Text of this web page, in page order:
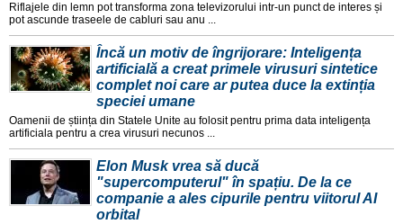
Riflajele din lemn pot transforma zona televizorului intr-un punct de interes și
pot ascunde traseele de cabluri sau anu ...
Încă un motiv de îngrijorare: Inteligența
artificială a creat primele virusuri sintetice
complet noi care ar putea duce la extinția
speciei umane
Oamenii de știința din Statele Unite au folosit pentru prima data inteligența
artificiala pentru a crea virusuri necunos ...
Elon Musk vrea să ducă
"supercomputerul" în spațiu. De la ce
companie a ales cipurile pentru viitorul AI
orbital